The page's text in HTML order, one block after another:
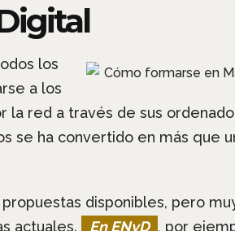
los
a los
red a través de sus
se ha convertido en más que
disponibles, pero
actuales.
En ENyD , por